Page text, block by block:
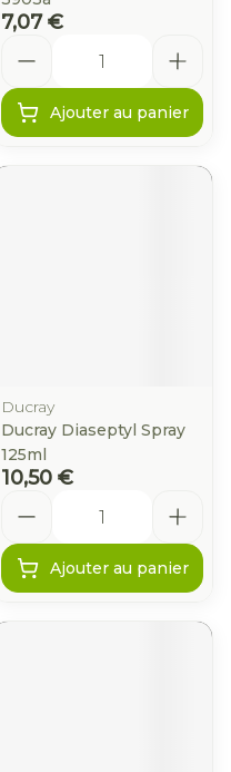
7,07 €
Ajouter au panier
Ducray
Ducray Diaseptyl Spray
125ml
10,50 €
Ajouter au panier